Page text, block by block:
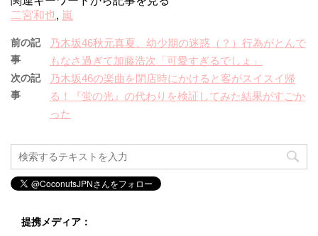
二宮和也, 嵐
前の記
事
乃木坂46秋元真夏、幼少期の迷惑（？）行為がとんで
もなさ過ぎて加藤浩次「可愛すぎるでしょ」
次の記
事
乃木坂46の楽曲を閉店時にかけると客がスイスイ帰
る！『蛍の光』の代わりを検証してみた結果がすごか
った
提携メディア：